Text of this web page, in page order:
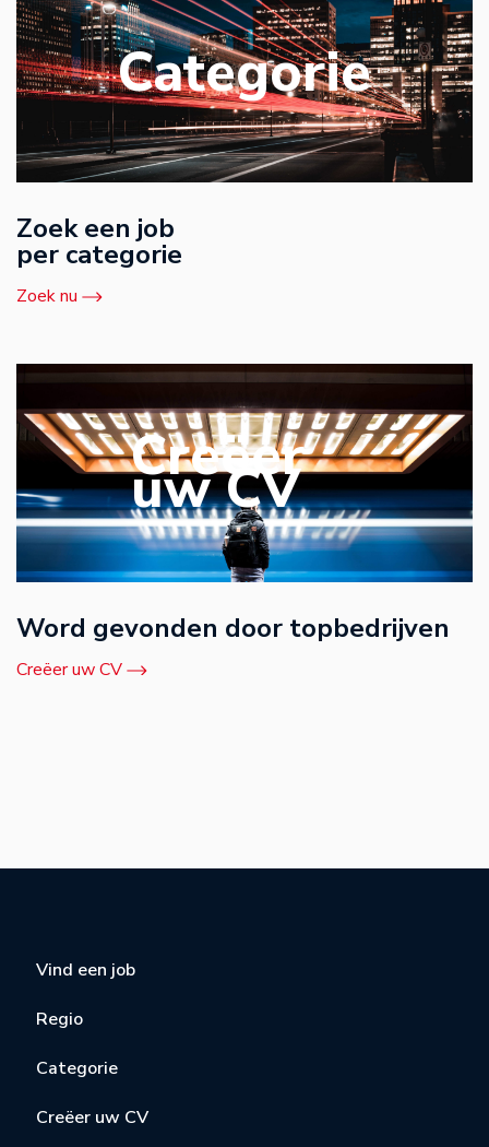
Categorie
Zoek een job
per categorie
Zoek nu
Creëer
uw CV
Word gevonden door topbedrijven
Creëer uw CV
Vind een job
Regio
Categorie
Creëer uw CV